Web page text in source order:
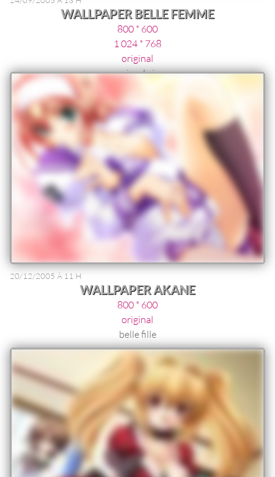
WALLPAPER BELLE FEMME
800 * 600
1 024 * 768
original
sein a l air
20/12/2005 À 11 H
WALLPAPER AKANE
800 * 600
original
belle fille